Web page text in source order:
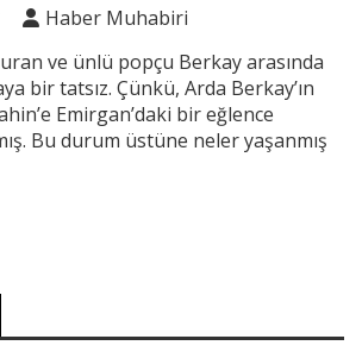
Haber Muhabiri
ve ünlü popçu Berkay arasında
bir tatsız. Çünkü, Arda Berkay’ın
Emirgan’daki bir eğlence
Bu durum üstüne neler yaşanmış